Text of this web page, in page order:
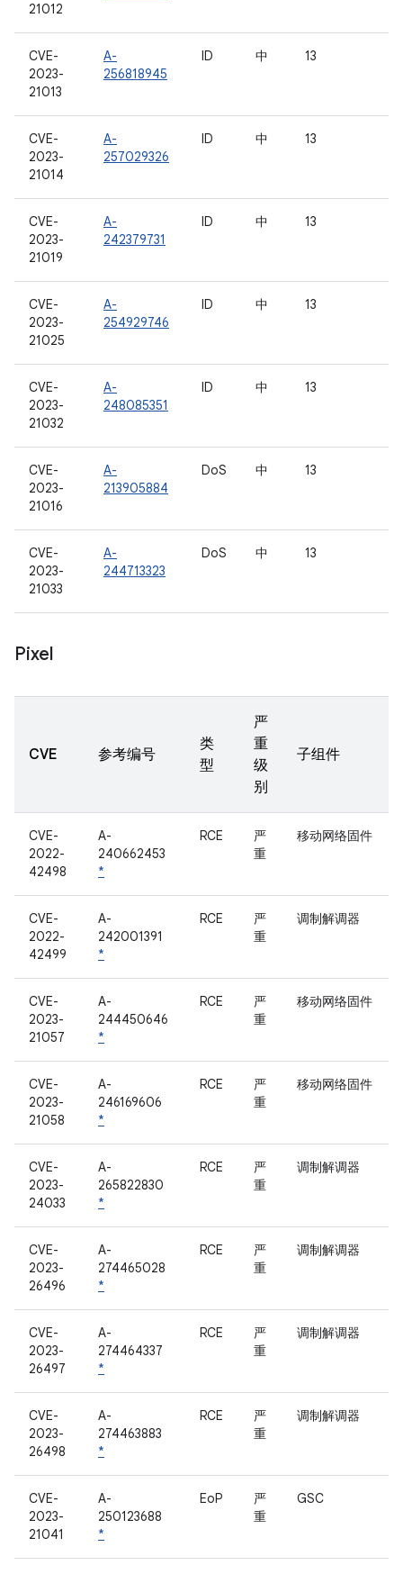
21012
CVE-
2023-
21013
A-
256818945
ID 中 13
CVE-
2023-
21014
A-
257029326
ID 中 13
CVE-
2023-
21019
A-
242379731
ID 中 13
CVE-
2023-
21025
A-
254929746
ID 中 13
CVE-
2023-
21032
A-
248085351
ID 中 13
CVE-
2023-
21016
A-
213905884
DoS 中 13
CVE-
2023-
21033
A-
244713323
DoS 中 13
Pixel
CVE 参考编号
类
型
严
重
级
别
子组件
CVE-
2022-
42498
A-
240662453
*
RCE
严
重
移动网络固件
CVE-
2022-
42499
A-
242001391
*
RCE
严
重
调制解调器
CVE-
2023-
21057
A-
244450646
*
RCE
严
重
移动网络固件
CVE-
2023-
21058
A-
246169606
*
RCE
严
重
移动网络固件
CVE-
2023-
24033
A-
265822830
*
RCE
严
重
调制解调器
CVE-
2023-
26496
A-
274465028
*
RCE
严
重
调制解调器
CVE-
2023-
26497
A-
274464337
*
RCE
严
重
调制解调器
CVE-
2023-
26498
A-
274463883
*
RCE
严
重
调制解调器
CVE-
2023-
21041
A-
250123688
*
EoP
严
重
GSC